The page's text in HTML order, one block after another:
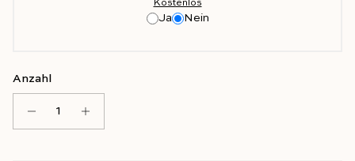
Kostenlos
Ja Nein
Anzahl